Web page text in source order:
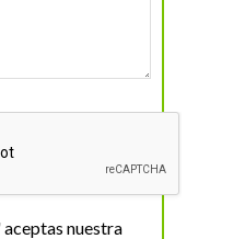
nuestra